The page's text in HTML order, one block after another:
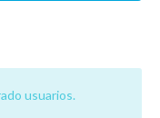
usuarios.